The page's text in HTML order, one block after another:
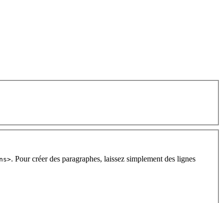
. Pour créer des paragraphes, laissez simplement des lignes